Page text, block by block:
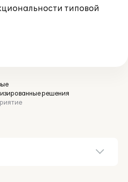
типовой
решения